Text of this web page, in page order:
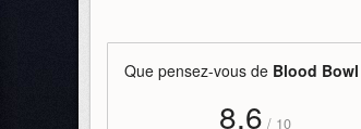
Que pensez-vous de Blood Bowl
8,6 / 10